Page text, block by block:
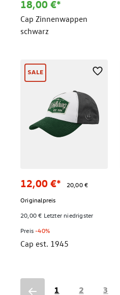
18,00 €*
Cap Zinnenwappen
schwarz
SALE
12,00 €*
20,00 €
Originalpreis
20,00 € Letzter niedrigster
Preis-40%
Cap est. 1945
1 2 3